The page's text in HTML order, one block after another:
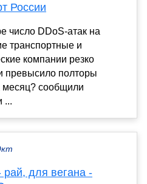
России
число DDoS-атак на
транспортные и
компании резко
превысило полторы
месяц? сообщили
...
для вегана -